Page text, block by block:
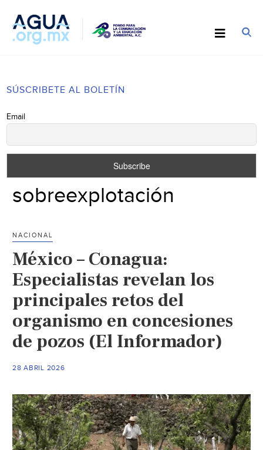
SÚSCRIBETE AL BOLETÍN
Email
sobreexplotación
NACIONAL
México – Conagua:
Especialistas revelan los
principales retos del
organismo en concesiones
de pozos (El Informador)
28 ABRIL 2026